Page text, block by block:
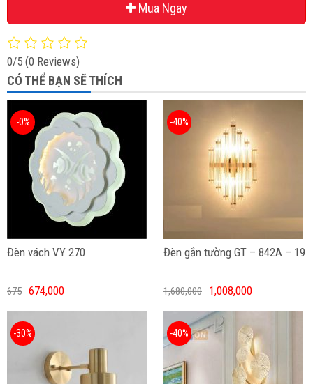
Mua Ngay
0/5 (0 Reviews)
CÓ THỂ BẠN SẼ THÍCH
Đèn vách VY 270
-0%
675 674,000
Đèn gắn tường GT – 842A – 19
-40%
1,680,000 1,008,000
-30% -40%